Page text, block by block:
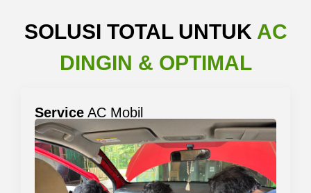
SOLUSI TOTAL UNTUK AC
DINGIN & OPTIMAL
Service AC Mobil